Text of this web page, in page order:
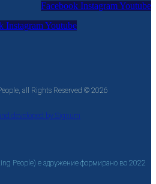
Facebook InstagramYoutube
InstagramYoutube
all Rights Reserved © 2026
developed by Signum
People) е здружение формирано во 2022